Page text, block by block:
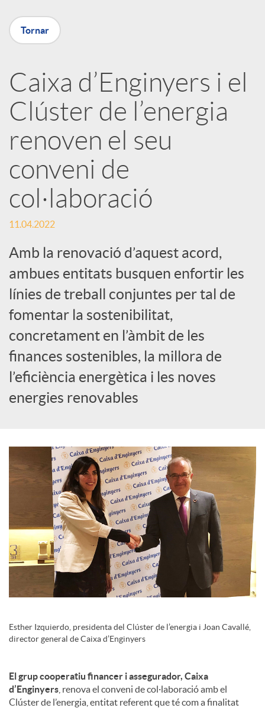
X
a
r
x
e
s
S
o
c
i
l
Tornar
Caixa d’Enginyers i el
Clúster de l’energia
renoven el seu
conveni de
col·laboració
11.04.2022
Amb la renovació d’aquest acord,
ambues entitats busquen enfortir les
línies de treball conjuntes per tal de
fomentar la sostenibilitat,
concretament en l’àmbit de les
finances sostenibles, la millora de
l’eficiència energètica i les noves
energies renovables
Esther Izquierdo, presidenta del Clúster de l’energia i Joan Cavallé,
director general de Caixa d’Enginyers
El grup cooperatiu financer i assegurador, Caixa
d’Enginyers , renova el conveni de col·laboració amb el
Clúster de l’energia, entitat referent que té com a finalitat